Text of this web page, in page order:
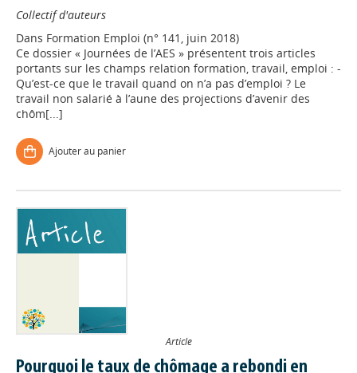
Collectif d'auteurs
Dans Formation Emploi (n° 141, juin 2018)
Ce dossier « Journées de l’AES » présentent trois articles
portants sur les champs relation formation, travail, emploi : -
Qu’est-ce que le travail quand on n’a pas d’emploi ? Le
travail non salarié à l’aune des projections d’avenir des
chôm[...]
Ajouter au panier
Article
Pourquoi le taux de chômage a rebondi en